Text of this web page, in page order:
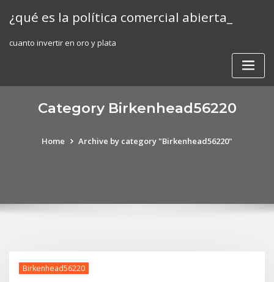
¿qué es la política comercial abierta_
cuanto invertir en oro y plata
Category Birkenhead56220
Home Archive by category "Birkenhead56220"
Birkenhead56220